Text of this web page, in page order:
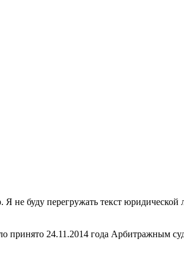
не буду перегружать текст юридической
24.11.2014 года Арбитражным